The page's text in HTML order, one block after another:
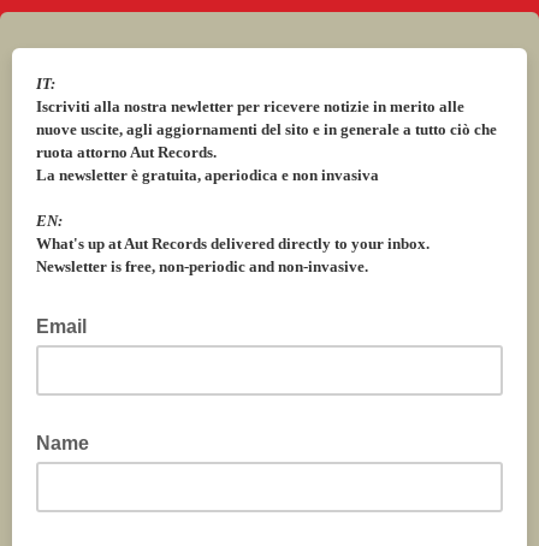
IT:
Iscriviti alla nostra newletter per ricevere notizie in merito alle
nuove uscite, agli aggiornamenti del sito e in generale a tutto ciò che
ruota attorno Aut Records.
La newsletter è gratuita, aperiodica e non invasiva
EN:
What's up at Aut Records delivered directly to your inbox.
Newsletter is free, non-periodic and non-invasive.
Email
Name